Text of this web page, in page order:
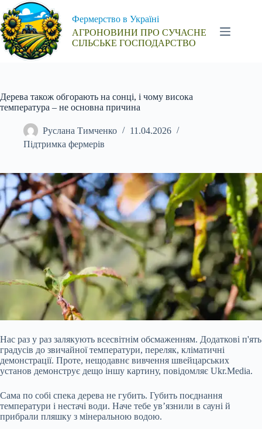
Перейти
до
вмісту
Фермерство в Україні
АГРОНОВИНИ ПРО СУЧАСНЕ
СІЛЬСЬКЕ ГОСПОДАРСТВО
Дерева також обгорають на сонці, і чому висока
температура – не основна причина
Руслана Тимченко
11.04.2026
Підтримка фермерів
Нас раз у раз залякують всесвітнім обсмаженням. Додаткові п'ять
градусів до звичайної температури, переляк, кліматичні
демонстрації. Проте, нещодавнє вивчення швейцарських
установ демонструє дещо іншу картину, повідомляє Ukr.Media.
Сама по собі спека дерева не губить. Губить поєднання
температури і нестачі води. Наче тебе ув’язнили в сауні й
прибрали пляшку з мінеральною водою.